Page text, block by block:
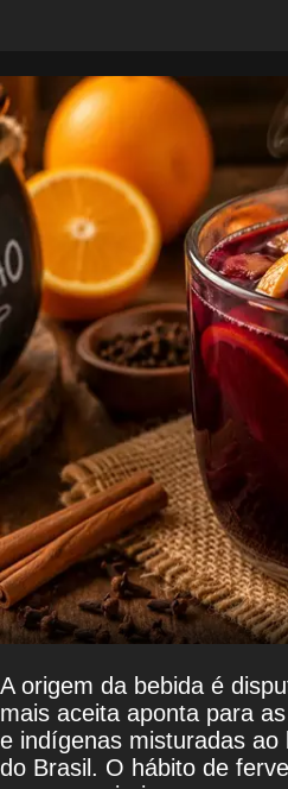
A origem da bebida é
mais aceita aponta para
e indígenas misturadas ao
do Brasil. O hábito de